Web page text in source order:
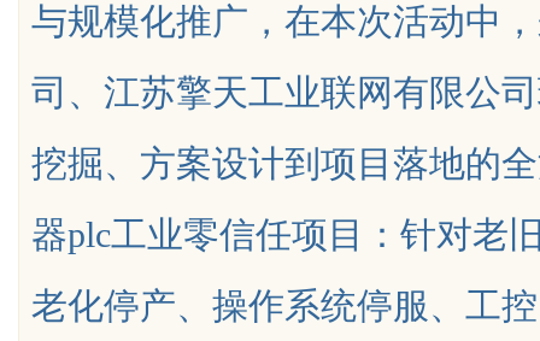
与规模化推广，在本次活动中
司、江苏擎天工业联网有限公
挖掘、方案设计到项目落地的
器plc工业零信任项目：针对老
老化停产、操作系统停服、工